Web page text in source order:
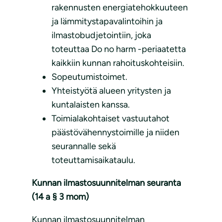
rakennusten energiatehokkuuteen
ja lämmitystapavalintoihin ja
ilmastobudjetointiin, joka
toteuttaa Do no harm -periaatetta
kaikkiin kunnan rahoituskohteisiin.
Sopeutumistoimet.
Yhteistyötä alueen yritysten ja
kuntalaisten kanssa.
Toimialakohtaiset vastuutahot
päästövähennystoimille ja niiden
seurannalle sekä
toteuttamisaikataulu.
Kunnan ilmastosuunnitelman seuranta
(14 a § 3 mom)
Kunnan ilmastosuunnitelman